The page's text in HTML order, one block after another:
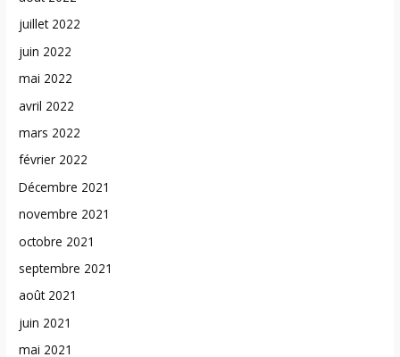
juillet 2022
juin 2022
mai 2022
avril 2022
mars 2022
février 2022
Décembre 2021
novembre 2021
octobre 2021
septembre 2021
août 2021
juin 2021
mai 2021